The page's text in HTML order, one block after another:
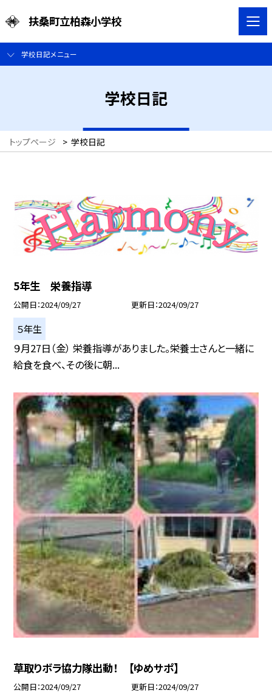
扶桑町立柏森小学校
学校日記メニュー
学校日記
トップページ > 学校日記
5年生 栄養指導
公開日 2024/09/27 更新日 2024/09/27
５年生
９月27日（金） 栄養指導がありました。栄養士さんと一緒に
給食を食べ、その後に朝...
草取りボラ協力隊出動！ 【ゆめサポ】
公開日 2024/09/27 更新日 2024/09/27